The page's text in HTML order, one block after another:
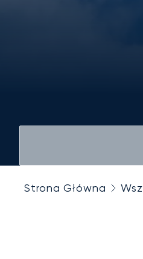
Strona Główna